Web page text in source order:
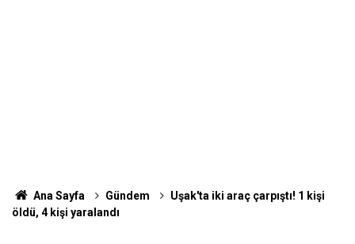
Ana Sayfa Gündem
Uşak'ta iki araç çarpıştı! 1 kişi
öldü, 4 kişi yaralandı